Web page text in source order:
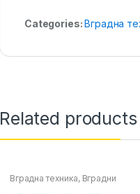
Categories: Вградна
Related products
Вградна техника, Вградни
плотни